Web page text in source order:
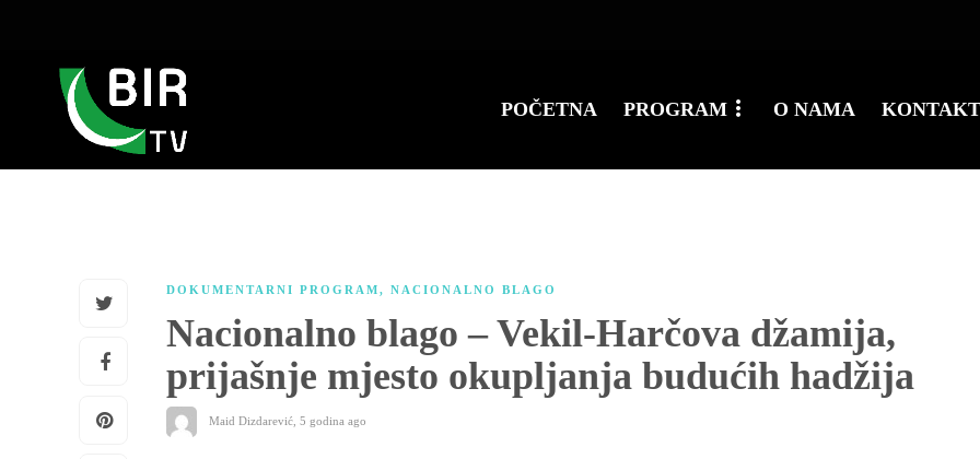
POČETNA PROGRAM O NAMA KONTAKT
DOKUMENTARNI PROGRAM, NACIONALNO BLAGO
Nacionalno blago – Vekil-Harčova džamija,
prijašnje mjesto okupljanja budućih hadžija
Maid Dizdarević 5 godina ago